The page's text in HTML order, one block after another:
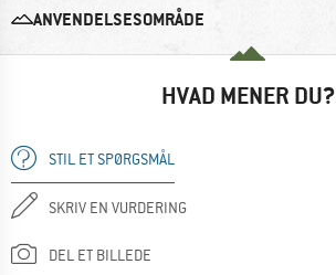
ANVENDELSESOMRÅDE
HVAD MENER DU?
STIL ET SPØRGSMÅL
SKRIV EN VURDERING
DEL ET BILLEDE